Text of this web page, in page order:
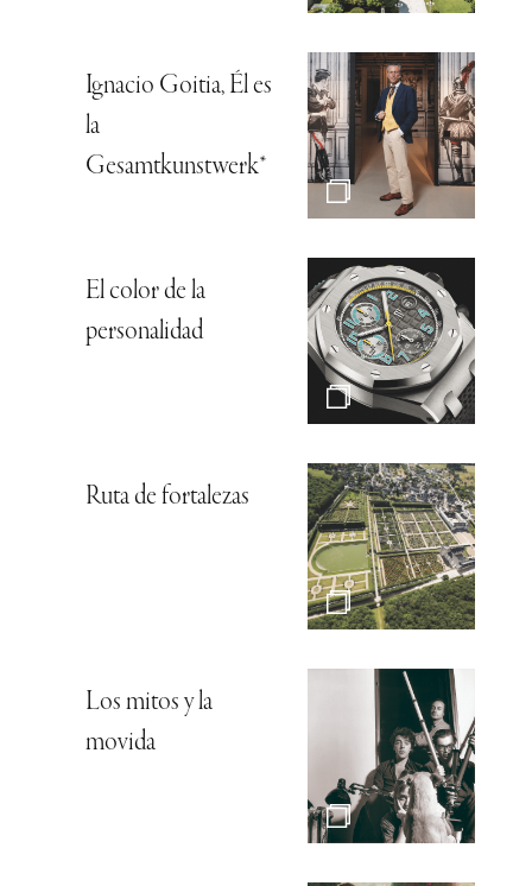
Ignacio Goitia, Él es
la
Gesamtkunstwerk*
El color de la
personalidad
Ruta de fortalezas
Los mitos y la
movida